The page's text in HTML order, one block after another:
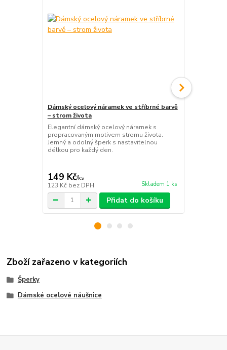
Dámský ocelový náramek ve stříbrné barvě
– strom života
Elegantní dámský ocelový náramek s
propracovaným motivem stromu života.
Jemný a odolný šperk s nastavitelnou
délkou pro každý den.
149 Kč/ks
123 Kč bez DPH Skladem 1 ks
Přidat do košíku
Zboží zařazeno v kategoriích
Šperky
Dámské ocelové náušnice